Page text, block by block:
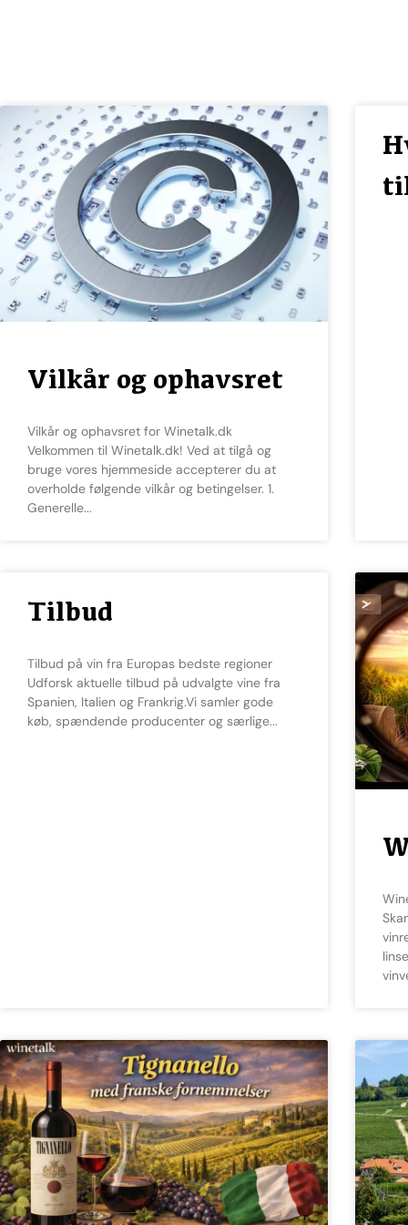
Vilkår og ophavsret
Vilkår og ophavsret for Winetalk.dk
Velkommen til Winetalk.dk! Ved at tilgå og
bruge vores hjemmeside accepterer du at
overholde følgende vilkår og betingelser. 1.
Generelle
Tilbud
Tilbud på vin fra Europas bedste regioner
Udforsk aktuelle tilbud på udvalgte vine fra
Spanien, Italien og Frankrig.Vi samler gode
køb, spændende producenter og særlige
Winetalk Lens Velkommen til WineTalk Lens